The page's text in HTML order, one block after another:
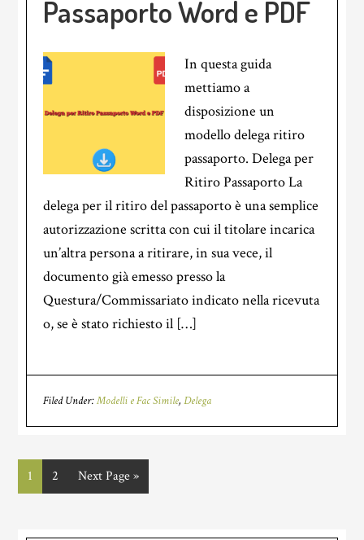
Passaporto Word e PDF
In questa guida
mettiamo a
disposizione un
modello delega ritiro
passaporto. Delega per
Ritiro Passaporto La
delega per il ritiro del passaporto è una semplice
autorizzazione scritta con cui il titolare incarica
un’altra persona a ritirare, in sua vece, il
documento già emesso presso la
Questura/Commissariato indicato nella ricevuta
o, se è stato richiesto il […]
Filed Under:Modelli e Fac Simile,Delega
Page
1 Page
2
Go
to
Next Page »